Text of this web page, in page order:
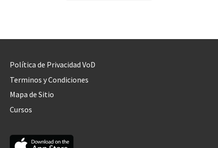
Política de Privacidad VoD
Terminos y Condiciones
Mapa de Sitio
Cursos